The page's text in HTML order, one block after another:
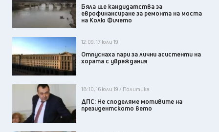
Бяла ще кандидатства за
еврофинансиране за ремонта на моста
на Колю Фичето
12:09, 17 юли 19
Отпуснаха пари за лични асистенти на
хората с увреждания
18:10, 16 юли 19 / Политика
ДПС: Не споделяме мотивите на
президентското вето